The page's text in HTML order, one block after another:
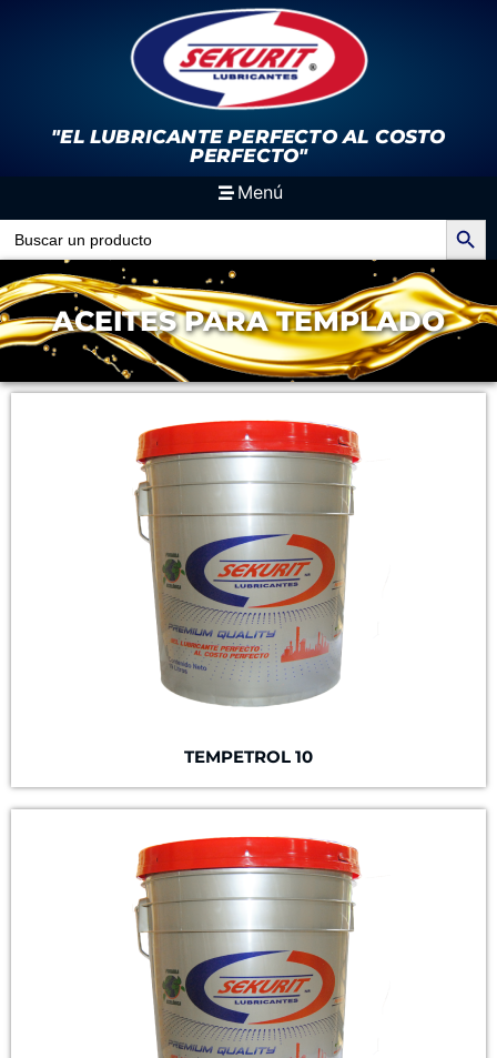
"EL LUBRICANTE PERFECTOAL COSTO
PERFECTO"
Menú
Search
for:
Search Button
ACEITES PARA TEMPLADO
TEMPETROL 10